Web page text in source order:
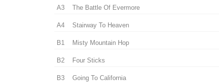
A3 The Battle Of Evermore
A4 Stairway To Heaven
B1 Misty Mountain Hop
B2 Four Sticks
B3 Going To California